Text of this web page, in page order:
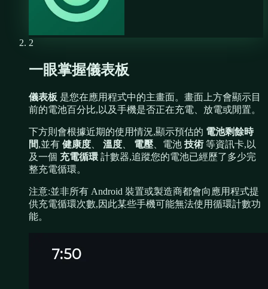
2
一眼掌握儀表板
儀表板 是您在應用程式中的主畫面。畫面上方會顯示目
前的電池百分比,以及手機是否正在充電、放電或閒置。
下方則會根據近期的使用情況,顯示預估的 電池剩餘時
間,並有 健康度 溫度 電壓 、電池 技術 等資訊卡,以
及一個 充電循環 計數器,追蹤您的電池已經歷了多少完
整充電循環。
注意:並非所有 Android 裝置或製造商都會向應用程式提
供充電循環次數,因此某些手機可能無法使用循環計數功
能。